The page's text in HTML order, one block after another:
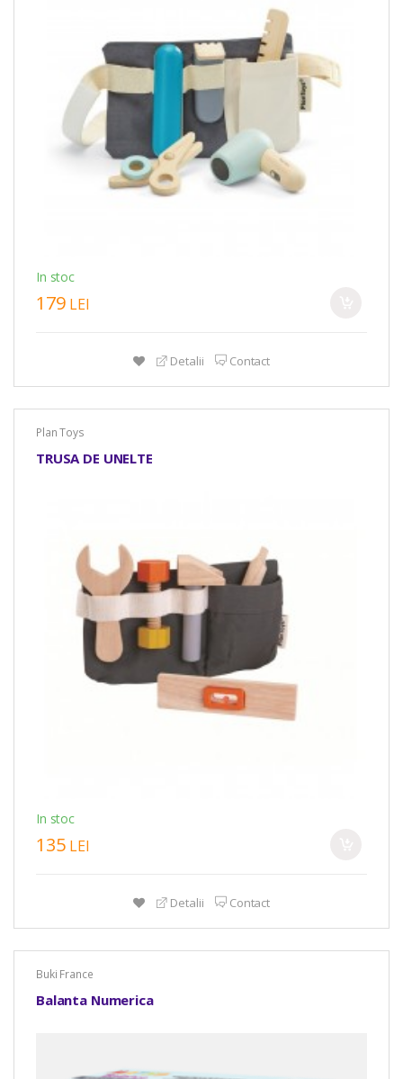
In stoc
179 LEI
Detalii Contact
Plan Toys
TRUSA DE UNELTE
In stoc
135 LEI
Detalii Contact
Buki France
Balanta Numerica